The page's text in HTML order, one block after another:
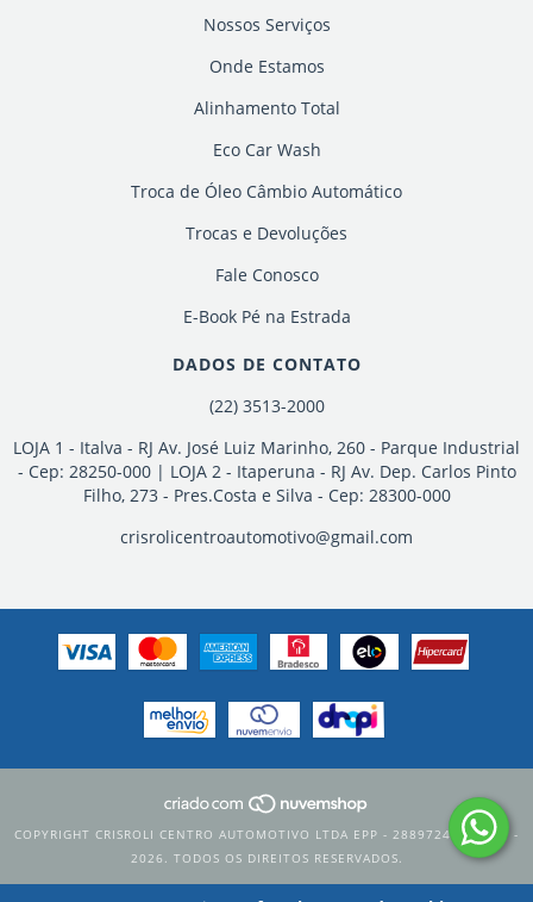
Nossos Serviços
Onde Estamos
Alinhamento Total
Eco Car Wash
Troca de Óleo Câmbio Automático
Trocas e Devoluções
Fale Conosco
E-Book Pé na Estrada
DADOS DE CONTATO
(22) 3513-2000
LOJA 1 - Italva - RJ Av. José Luiz Marinho, 260 - Parque Industrial
- Cep: 28250-000 | LOJA 2 - Itaperuna - RJ Av. Dep. Carlos Pinto
Filho, 273 - Pres.Costa e Silva - Cep: 28300-000
crisrolicentroautomotivo@gmail.com
COPYRIGHT CRISROLI CENTRO AUTOMOTIVO LTDA EPP - 28897247000171 -
2026. TODOS OS DIREITOS RESERVADOS.